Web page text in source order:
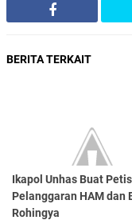
BERITA TERKAIT
Ikapol Unhas Buat
Pelanggaran HAM dan
Rohingya